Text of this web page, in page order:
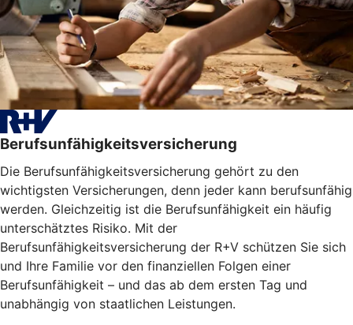
Berufsunfähigkeitsversicherung
Die Berufsunfähigkeitsversicherung gehört zu den
wichtigsten Versicherungen, denn jeder kann berufsunfähig
werden. Gleichzeitig ist die Berufsunfähigkeit ein häufig
unterschätztes Risiko. Mit der
Berufsunfähigkeitsversicherung der R+V schützen Sie sich
und Ihre Familie vor den finanziellen Folgen einer
Berufsunfähigkeit – und das ab dem ersten Tag und
unabhängig von staatlichen Leistungen.